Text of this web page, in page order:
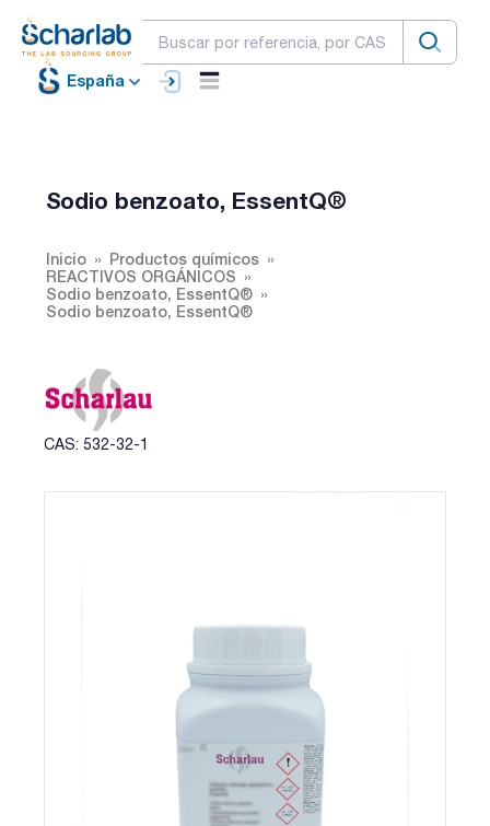
España
Sodio benzoato, EssentQ®
Inicio
Productos químicos
REACTIVOS ORGÁNICOS
Sodio benzoato, EssentQ®
Sodio benzoato, EssentQ®
CAS: 532-32-1